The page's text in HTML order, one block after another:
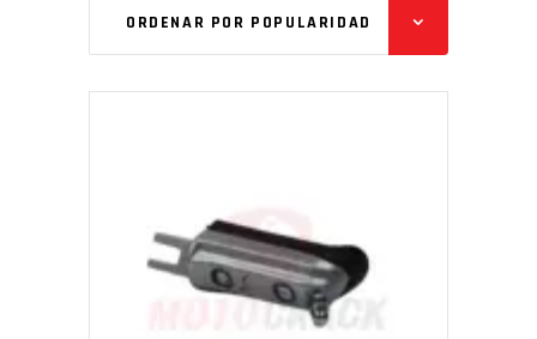
ORDENAR POR POPULARIDAD
AÑADIR AL CARRITO